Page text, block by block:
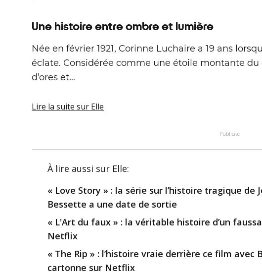
Une histoire entre ombre et lumière
Née en février 1921, Corinne Luchaire a 19 ans
éclate. Considérée comme une étoile montante
d’ores et...
Lire la suite sur Elle
Publicité
À lire aussi sur Elle:
« Love Story » : la série sur l’histoire tragique de
Bessette a une date de sortie
« L'Art du faux » : la véritable histoire d’un
Netflix
« The Rip » : l’histoire vraie derrière ce film
cartonne sur Netflix